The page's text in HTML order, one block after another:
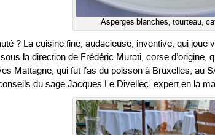
Asperges blanches, tourteau,
? La cuisine fine, audacieuse, inventive, qui
la direction de Frédéric Murati, corse d’origine,
Mattagne, qui fut l’as du poisson à Bruxelles, au
du sage Jacques Le Divellec, expert en la